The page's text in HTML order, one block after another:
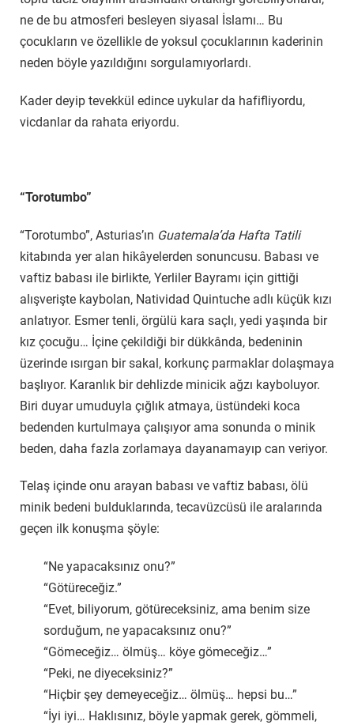
ne de bu atmosferi besleyen siyasal İslamı… Bu
çocukların ve özellikle de yoksul çocuklarının kaderinin
neden böyle yazıldığını sorgulamıyorlardı.
Kader deyip tevekkül edince uykular da hafifliyordu,
vicdanlar da rahata eriyordu.
“Torotumbo”
“Torotumbo”, Asturias’ın Guatemala’da Hafta Tatili
kitabında yer alan hikâyelerden sonuncusu. Babası ve
vaftiz babası ile birlikte, Yerliler Bayramı için gittiği
alışverişte kaybolan, Natividad Quintuche adlı küçük kızı
anlatıyor. Esmer tenli, örgülü kara saçlı, yedi yaşında bir
kız çocuğu… İçine çekildiği bir dükkânda, bedeninin
üzerinde ısırgan bir sakal, korkunç parmaklar dolaşmaya
başlıyor. Karanlık bir dehlizde minicik ağzı kayboluyor.
Biri duyar umuduyla çığlık atmaya, üstündeki koca
bedenden kurtulmaya çalışıyor ama sonunda o minik
beden, daha fazla zorlamaya dayanamayıp can veriyor.
Telaş içinde onu arayan babası ve vaftiz babası, ölü
minik bedeni bulduklarında, tecavüzcüsü ile aralarında
geçen ilk konuşma şöyle:
“Ne yapacaksınız onu?”
“Götüreceğiz.”
“Evet, biliyorum, götüreceksiniz, ama benim size
sorduğum, ne yapacaksınız onu?”
“Gömeceğiz… ölmüş… köye gömeceğiz…”
“Peki, ne diyeceksiniz?”
“Hiçbir şey demeyeceğiz… ölmüş… hepsi bu…”
“İyi iyi… Haklısınız, böyle yapmak gerek, gömmeli,